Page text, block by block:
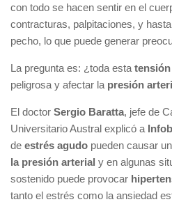
con todo se hacen sentir en el
contracturas, palpitaciones, y
pecho, lo que puede generar
La pregunta es: ¿toda esta
peligrosa y afectar la presión
El doctor Sergio Baratta, jefe de
Universitario Austral explicó a
de estrés agudo pueden causar un
la presión arterial y en algunas
sostenido puede provocar
tanto el estrés como la ansiedad